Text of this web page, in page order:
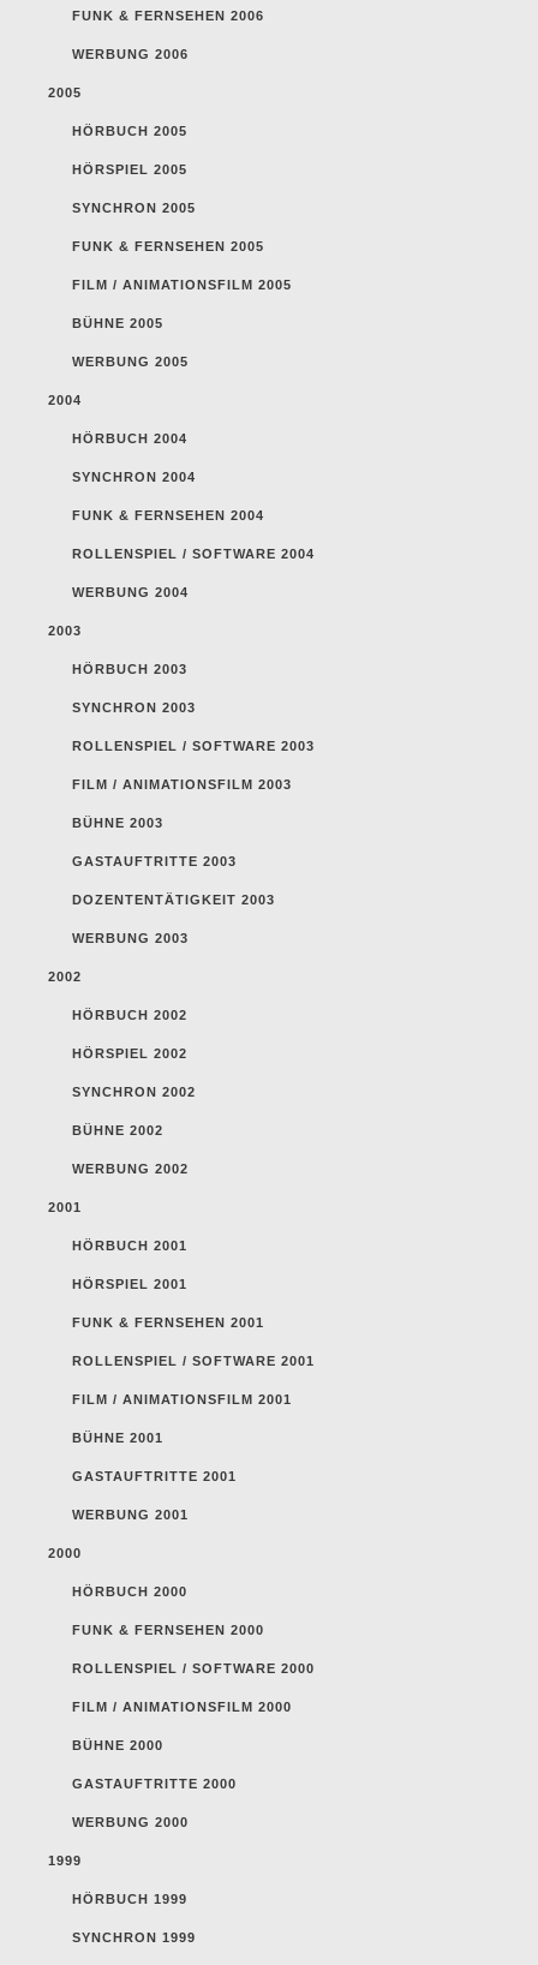
FUNK & FERNSEHEN 2006
WERBUNG 2006
2005
HÖRBUCH 2005
HÖRSPIEL 2005
SYNCHRON 2005
FUNK & FERNSEHEN 2005
FILM / ANIMATIONSFILM 2005
BÜHNE 2005
WERBUNG 2005
2004
HÖRBUCH 2004
SYNCHRON 2004
FUNK & FERNSEHEN 2004
ROLLENSPIEL / SOFTWARE 2004
WERBUNG 2004
2003
HÖRBUCH 2003
SYNCHRON 2003
ROLLENSPIEL / SOFTWARE 2003
FILM / ANIMATIONSFILM 2003
BÜHNE 2003
GASTAUFTRITTE 2003
DOZENTENTÄTIGKEIT 2003
WERBUNG 2003
2002
HÖRBUCH 2002
HÖRSPIEL 2002
SYNCHRON 2002
BÜHNE 2002
WERBUNG 2002
2001
HÖRBUCH 2001
HÖRSPIEL 2001
FUNK & FERNSEHEN 2001
ROLLENSPIEL / SOFTWARE 2001
FILM / ANIMATIONSFILM 2001
BÜHNE 2001
GASTAUFTRITTE 2001
WERBUNG 2001
2000
HÖRBUCH 2000
FUNK & FERNSEHEN 2000
ROLLENSPIEL / SOFTWARE 2000
FILM / ANIMATIONSFILM 2000
BÜHNE 2000
GASTAUFTRITTE 2000
WERBUNG 2000
1999
HÖRBUCH 1999
SYNCHRON 1999